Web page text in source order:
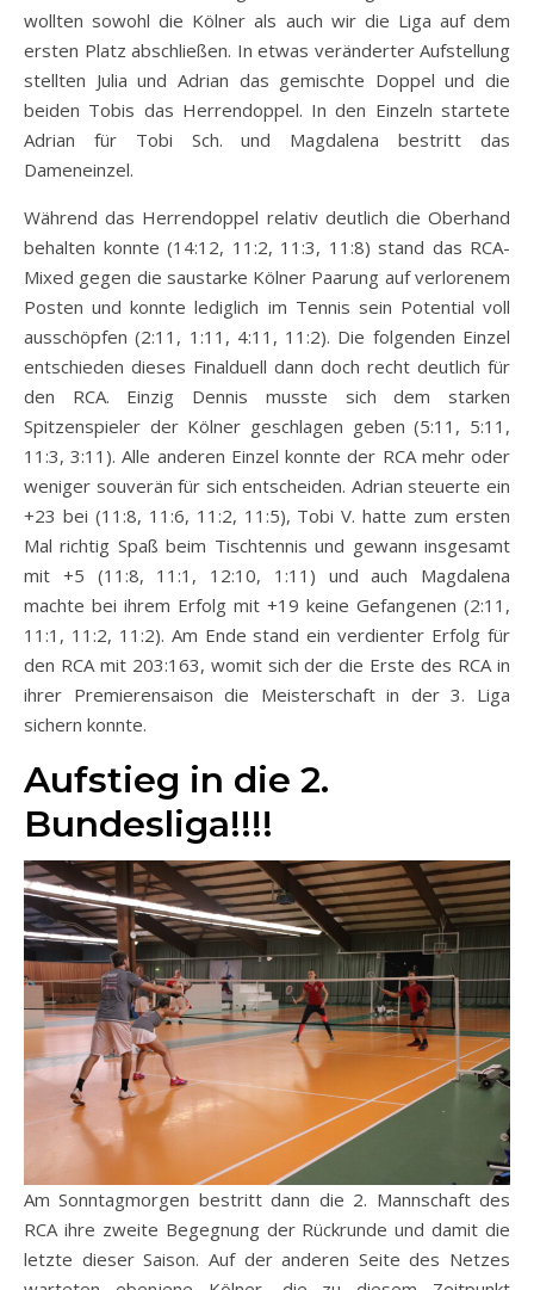
wollten sowohl die Kölner als auch wir die Liga auf dem
ersten Platz abschließen. In etwas veränderter Aufstellung
stellten Julia und Adrian das gemischte Doppel und die
beiden Tobis das Herrendoppel. In den Einzeln startete
Adrian für Tobi Sch. und Magdalena bestritt das
Dameneinzel.
Während das Herrendoppel relativ deutlich die Oberhand
behalten konnte (14:12, 11:2, 11:3, 11:8) stand das RCA-
Mixed gegen die saustarke Kölner Paarung auf verlorenem
Posten und konnte lediglich im Tennis sein Potential voll
ausschöpfen (2:11, 1:11, 4:11, 11:2). Die folgenden Einzel
entschieden dieses Finalduell dann doch recht deutlich für
den RCA. Einzig Dennis musste sich dem starken
Spitzenspieler der Kölner geschlagen geben (5:11, 5:11,
11:3, 3:11). Alle anderen Einzel konnte der RCA mehr oder
weniger souverän für sich entscheiden. Adrian steuerte ein
+23 bei (11:8, 11:6, 11:2, 11:5), Tobi V. hatte zum ersten
Mal richtig Spaß beim Tischtennis und gewann insgesamt
mit +5 (11:8, 11:1, 12:10, 1:11) und auch Magdalena
machte bei ihrem Erfolg mit +19 keine Gefangenen (2:11,
11:1, 11:2, 11:2). Am Ende stand ein verdienter Erfolg für
den RCA mit 203:163, womit sich der die Erste des RCA in
ihrer Premierensaison die Meisterschaft in der 3. Liga
sichern konnte.
Aufstieg in die 2.
Bundesliga!!!!
Am Sonntagmorgen bestritt dann die 2. Mannschaft des
RCA ihre zweite Begegnung der Rückrunde und damit die
letzte dieser Saison. Auf der anderen Seite des Netzes